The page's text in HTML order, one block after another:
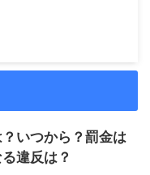
いつから？罰金は
違反は？